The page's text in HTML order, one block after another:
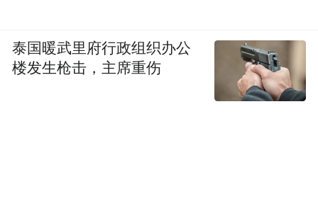
泰国暖武里府行政组织办公
楼发生枪击，主席重伤